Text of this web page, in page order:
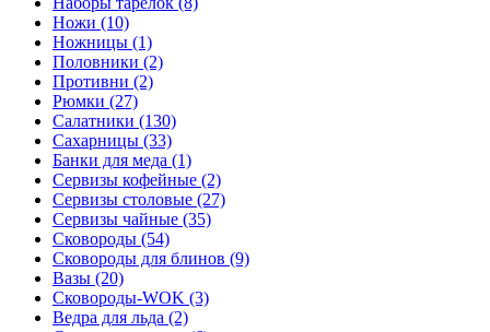
Ножи (10)
Ножницы (1)
Половники (2)
Противни (2)
Рюмки (27)
Салатники (130)
Сахарницы (33)
Банки для меда (1)
Сервизы кофейные (2)
Сервизы столовые (27)
Сервизы чайные (35)
Сковороды (54)
Сковороды для блинов (9)
Вазы (20)
Сковороды-WOK (3)
Ведра для льда (2)